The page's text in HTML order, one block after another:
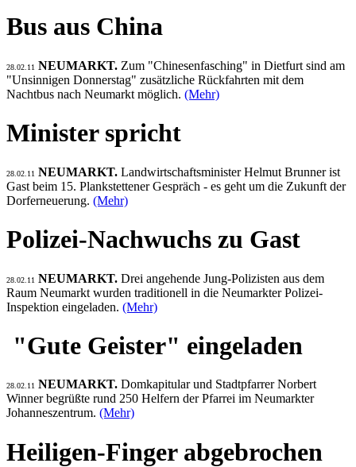
Bus aus China
28.02.11 NEUMARKT. Zum "Chinesenfasching" in Dietfurt sind am
"Unsinnigen Donnerstag" zusätzliche Rückfahrten mit dem
Nachtbus nach Neumarkt möglich. (Mehr)
Minister spricht
28.02.11 NEUMARKT. Landwirtschaftsminister Helmut Brunner ist
Gast beim 15. Plankstettener Gespräch - es geht um die Zukunft der
Dorferneuerung. (Mehr)
Polizei-Nachwuchs zu Gast
28.02.11 NEUMARKT. Drei angehende Jung-Polizisten aus dem
Raum Neumarkt wurden traditionell in die Neumarkter Polizei-
Inspektion eingeladen. (Mehr)
"Gute Geister" eingeladen
28.02.11 NEUMARKT. Domkapitular und Stadtpfarrer Norbert
Winner begrüßte rund 250 Helfern der Pfarrei im Neumarkter
Johanneszentrum. (Mehr)
Heiligen-Finger abgebrochen